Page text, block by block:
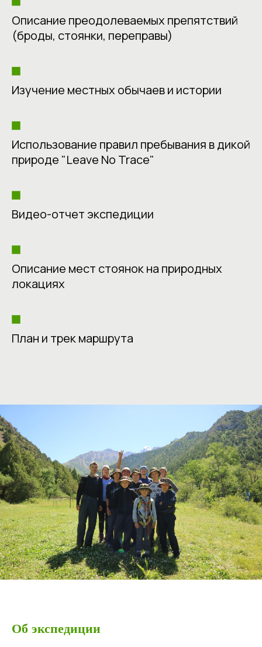
Описание преодолеваемых препятствий
(броды, стоянки, переправы)
Изучение местных обычаев и истории
Использование правил пребывания в дикой
природе "Leave No Trace"
Видео-отчет экспедиции
Описание мест стоянок на природных
локациях
План и трек маршрута
Об экспедиции